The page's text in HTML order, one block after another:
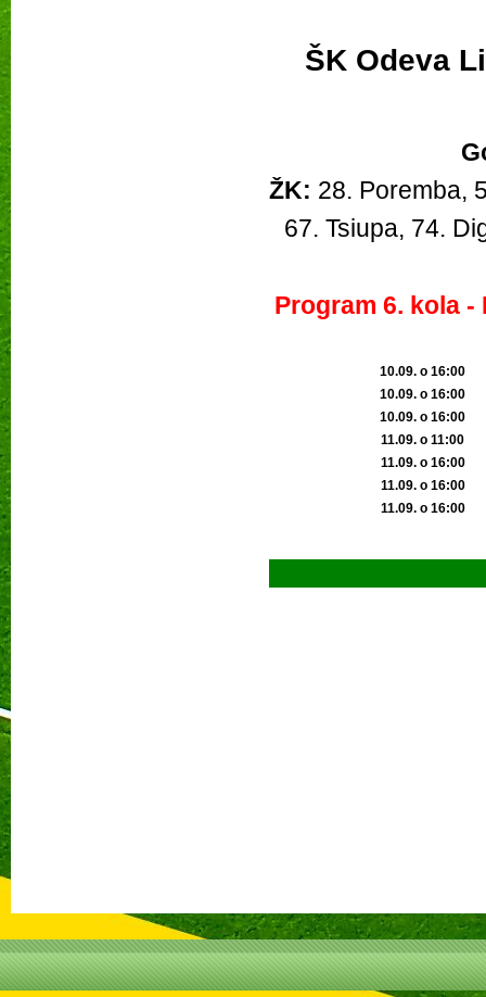
ŠK Odeva
ŽK: 28. Poremba,
67. Tsiupa, 74.
Program 6. kola -
10.09. o 16:00
10.09. o 16:00
10.09. o 16:00
11.09. o 11:00
11.09. o 16:00
11.09. o 16:00
11.09. o 16:00